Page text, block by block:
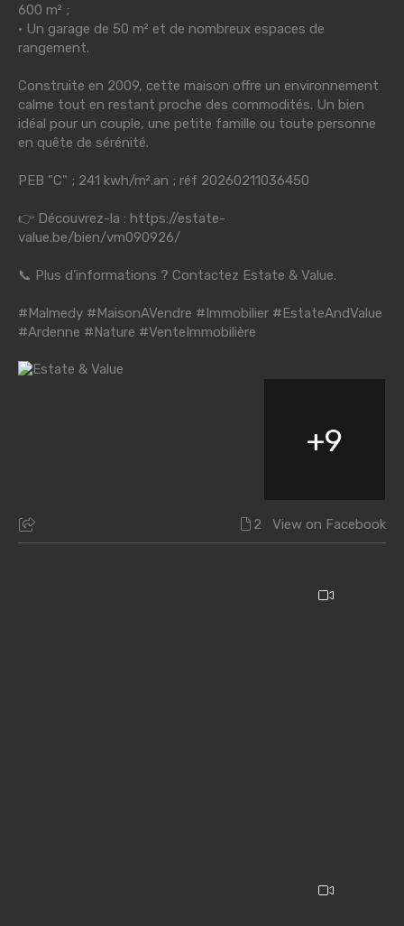
600 m² ;
• Un garage de 50 m² et de nombreux espaces de
rangement.
Construite en 2009, cette maison offre un environnement
calme tout en restant proche des commodités. Un bien
idéal pour un couple, une petite famille ou toute personne
en quête de sérénité.
PEB "C" ; 241 kwh/m².an ; réf 20260211036450
👉 Découvrez-la : https://estate-
value.be/bien/vm090926/
📞 Plus d'informations ? Contactez Estate & Value.
#Malmedy #MaisonAVendre #Immobilier #EstateAndValue
#Ardenne #Nature #VenteImmobilière
+9
2 View on Facebook